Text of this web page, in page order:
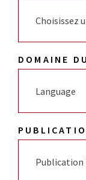
Choisissez
DOMAINE
Language
Publication